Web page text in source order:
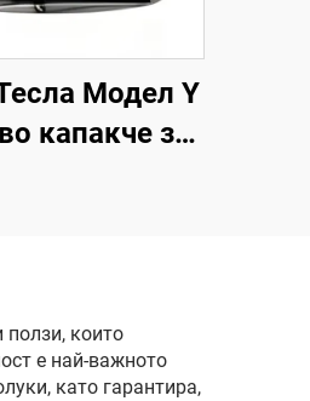
Модел Y
капакче за
лъчи
ползи, които
е най-важното
като гарантира,